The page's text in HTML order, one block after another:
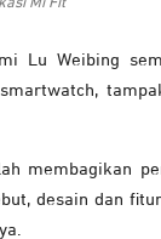
Lu Weibing
membagikan
desain dan